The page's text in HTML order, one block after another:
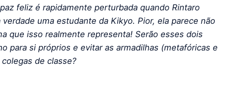
feliz é rapidamente perturbada quando Rintaro
uma estudante da Kikyo. Pior, ela parece não
que isso realmente representa! Serão esses dois
para si próprios e evitar as armadilhas (metafóricas e
de classe?